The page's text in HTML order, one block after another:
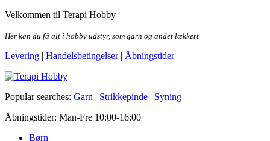
Skip
the
Velkommen til Terapi Hobby
Her kan du få alt i hobby udstyr, som garn og andet lækkert
Levering | Handelsbetingelser| Åbningstider
Terapi Hobby
Popular searches: Garn | Strikkepinde | Syning
Åbningstider: Man-Fre 10:00-16:00
Børn